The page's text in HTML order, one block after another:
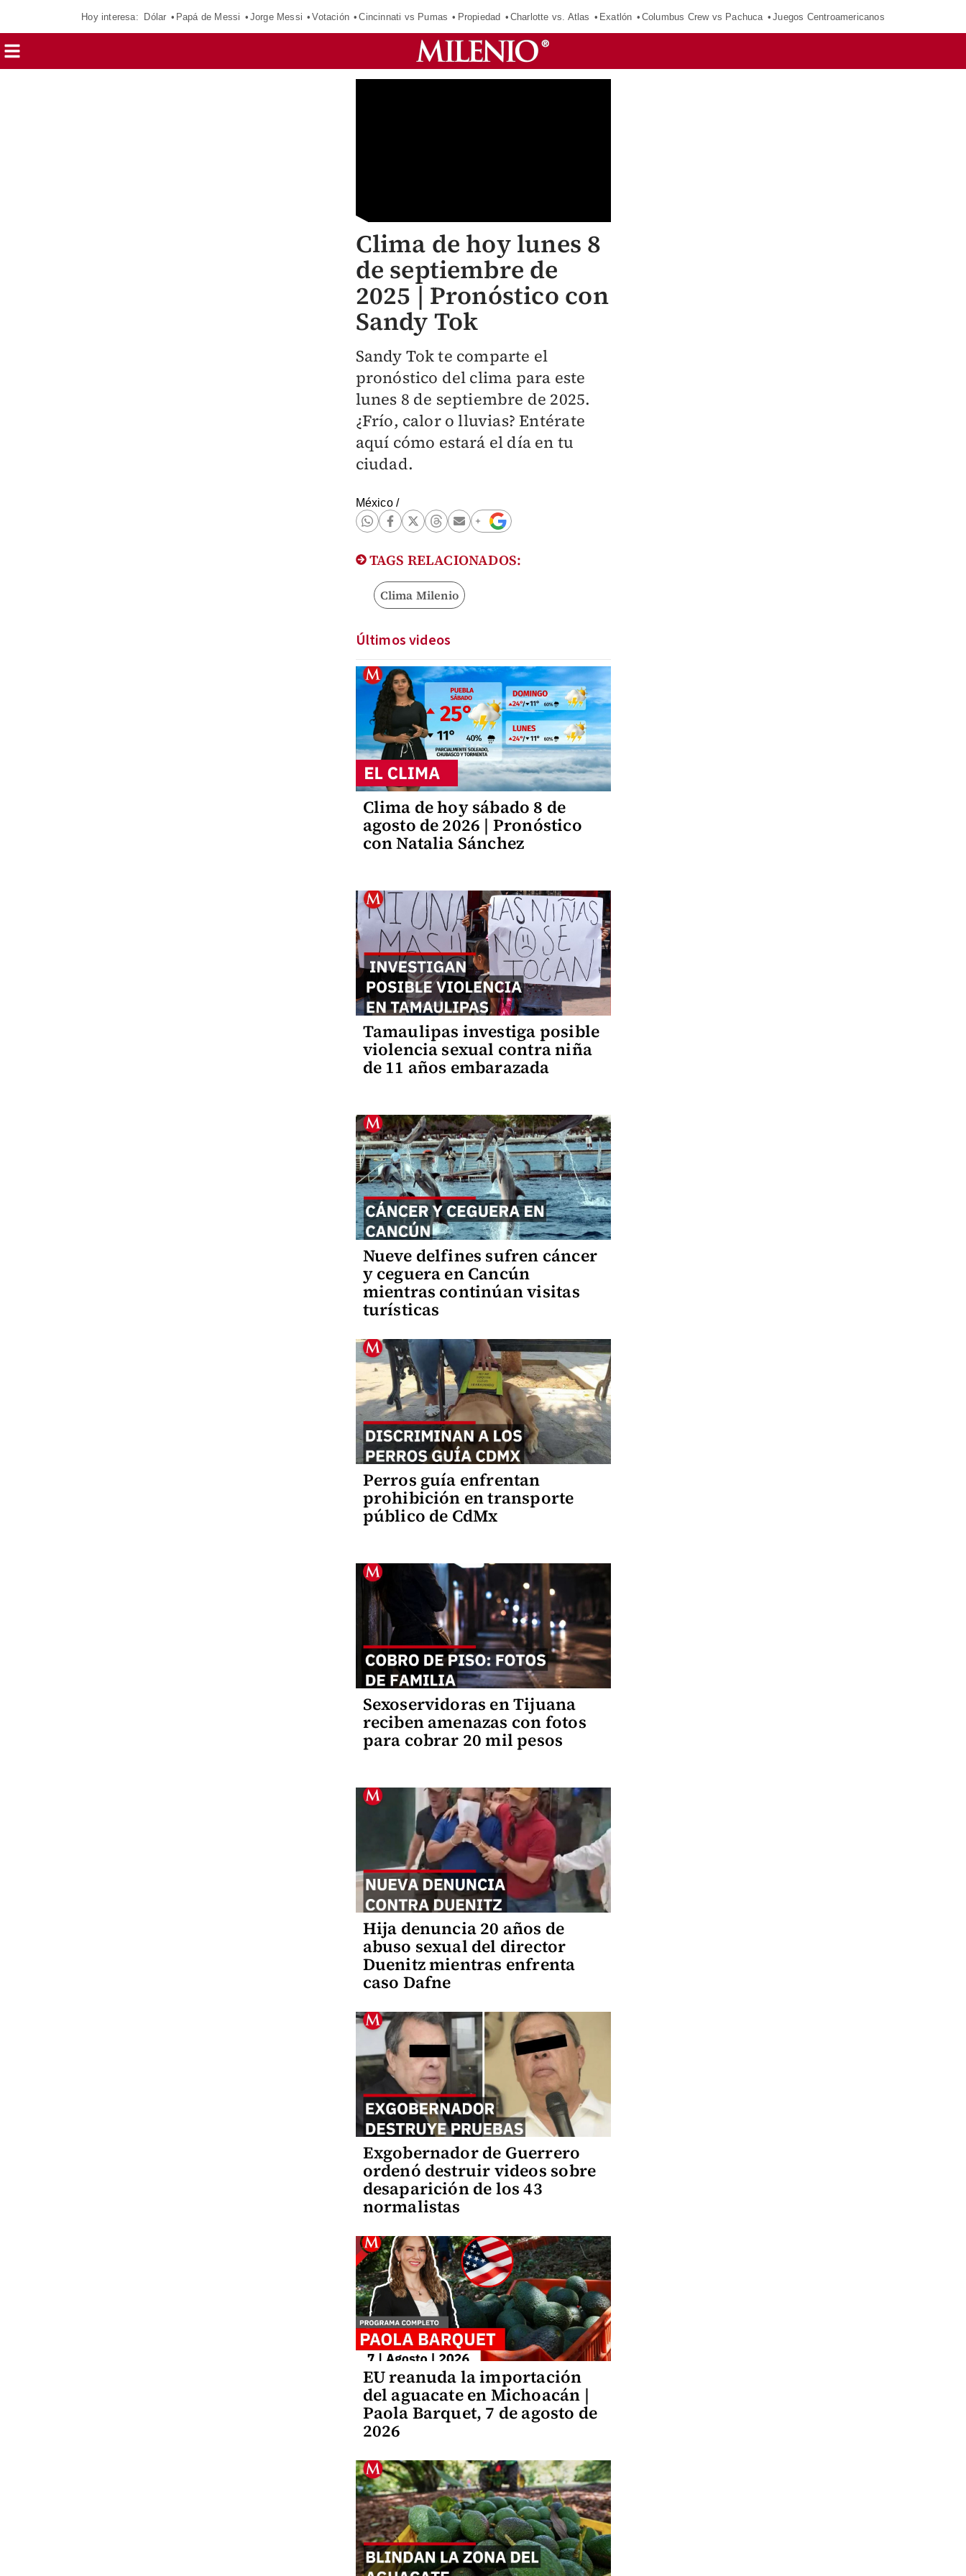
Hoy interesa: Dólar Papá de Messi Jorge Messi Votación Cincinnati vs Pumas Propiedad Charlotte vs. Atlas Exatlón Columbus Crew vs Pachuca Juegos Centroamericanos
Clima de hoy lunes 8
de septiembre de
2025 | Pronóstico con
Sandy Tok
Sandy Tok te comparte el
pronóstico del clima para este
lunes 8 de septiembre de 2025.
¿Frío, calor o lluvias? Entérate
aquí cómo estará el día en tu
ciudad.
México/
TAGS RELACIONADOS:
Clima Milenio
Últimos videos
Clima de hoy sábado 8 de
agosto de 2026 | Pronóstico
con Natalia Sánchez
Tamaulipas investiga posible
violencia sexual contra niña
de 11 años embarazada
Nueve delfines sufren cáncer
y ceguera en Cancún
mientras continúan visitas
turísticas
Perros guía enfrentan
prohibición en transporte
público de CdMx
Sexoservidoras en Tijuana
reciben amenazas con fotos
para cobrar 20 mil pesos
Hija denuncia 20 años de
abuso sexual del director
Duenitz mientras enfrenta
caso Dafne
Exgobernador de Guerrero
ordenó destruir videos sobre
desaparición de los 43
normalistas
EU reanuda la importación
del aguacate en Michoacán |
Paola Barquet, 7 de agosto de
2026